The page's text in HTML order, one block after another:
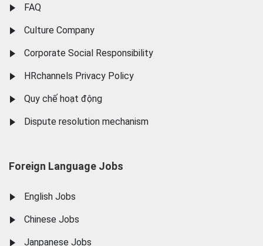
FAQ
Culture Company
Corporate Social Responsibility
HRchannels Privacy Policy
Quy chế hoạt động
Dispute resolution mechanism
Foreign Language Jobs
English Jobs
Chinese Jobs
Janpanese Jobs